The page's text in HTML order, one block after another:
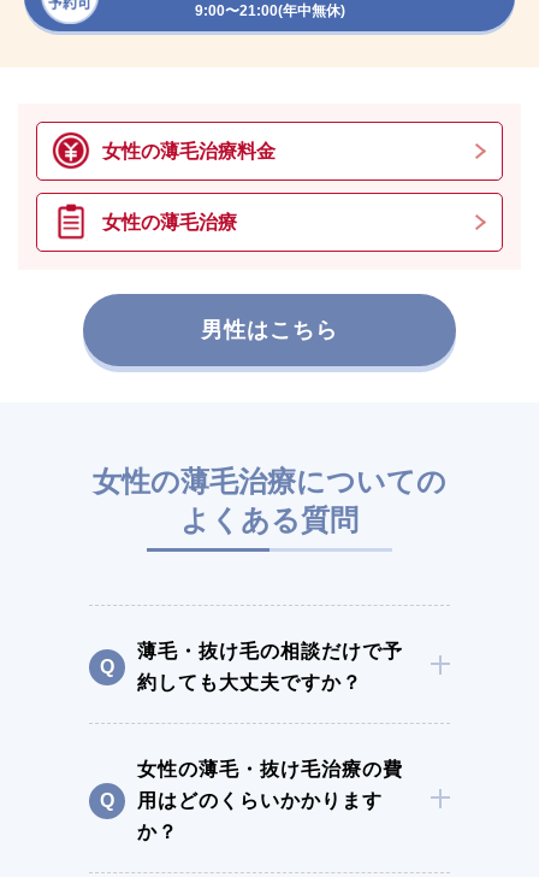
9:00〜21:00(年中無休)
女性の薄毛治療料金
女性の薄毛治療
男性はこちら
女性の薄毛治療についての
よくある質問
薄毛・抜け毛の相談だけで予
約しても大丈夫ですか？
女性の薄毛・抜け毛治療の費
用はどのくらいかかります
か？